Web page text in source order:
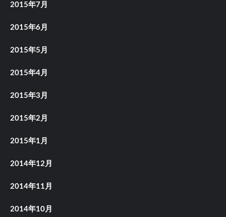
2015年7月
2015年6月
2015年5月
2015年4月
2015年3月
2015年2月
2015年1月
2014年12月
2014年11月
2014年10月